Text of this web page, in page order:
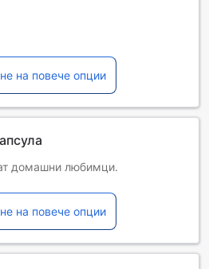
на повече опции
домашни любимци.
must be paid at the
check-in remains available). To
на повече опции